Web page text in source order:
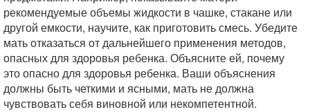
рекомендуемые объемы жидкости в чашке, стакане или
другой емкости, научите, как приготовить смесь. Убедите
мать отказаться от дальнейшего применения методов,
опасных для здоровья ребенка. Объясните ей, почему
это опасно для здоровья ребенка. Ваши объяснения
должны быть четкими и ясными, мать не должна
чувствовать себя виновной или некомпетентной.